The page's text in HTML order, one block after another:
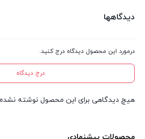
دیدگاهها
درمورد این محصول دیدگاه درج کنید.
درج دیدگاه
هیچ دیدگاهی برای این محصول نوشته